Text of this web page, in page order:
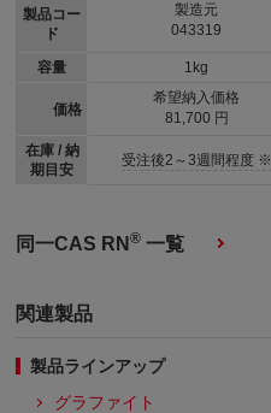
製品コー
ド
容量
価格
在庫 / 納
期目安
製造元
043319
1kg
希望納入価格
81,700 円
受注後2～3週間程度 ※
同一CAS RN® 一覧
関連製品
製品ラインアップ
グラファイト